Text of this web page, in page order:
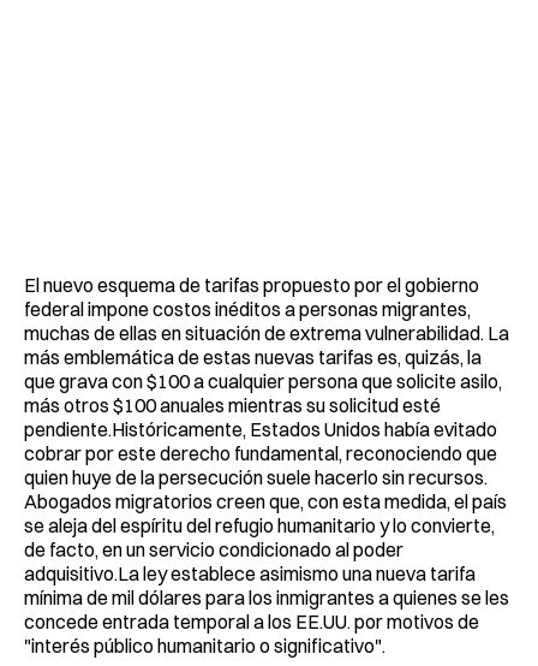
El nuevo esquema de tarifas propuesto por el gobierno
federal impone costos inéditos a personas migrantes,
muchas de ellas en situación de extrema vulnerabilidad. La
más emblemática de estas nuevas tarifas es, quizás, la
que grava con $100 a cualquier persona que solicite asilo,
más otros $100 anuales mientras su solicitud esté
pendiente.Históricamente, Estados Unidos había evitado
cobrar por este derecho fundamental, reconociendo que
quien huye de la persecución suele hacerlo sin recursos.
Abogados migratorios creen que, con esta medida, el país
se aleja del espíritu del refugio humanitario y lo convierte,
de facto, en un servicio condicionado al poder
adquisitivo.La ley establece asimismo una nueva tarifa
mínima de mil dólares para los inmigrantes a quienes se les
concede entrada temporal a los EE.UU. por motivos de
"interés público humanitario o significativo".